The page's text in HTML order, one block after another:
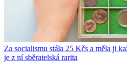
Za socialismu stála 25 Kčs a měla ji
je z ní sběratelská rarita